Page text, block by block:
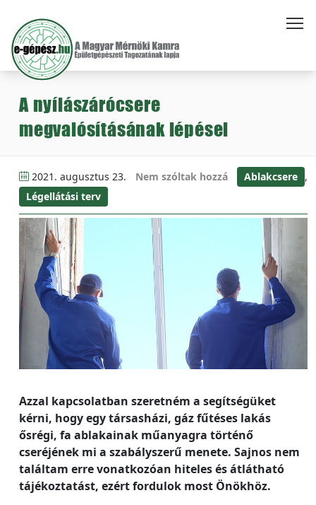
A nyílászárócsere
megvalósításának lépései
2021. augusztus 23. Nem szóltak hozzá Ablakcsere ,
Légellátási terv
Azzal kapcsolatban szeretném a segítségüket
kérni, hogy egy társasházi, gáz fűtéses lakás
ősrégi, fa ablakainak műanyagra történő
cseréjének mi a szabályszerű menete. Sajnos nem
találtam erre vonatkozóan hiteles és átlátható
tájékoztatást, ezért fordulok most Önökhöz.